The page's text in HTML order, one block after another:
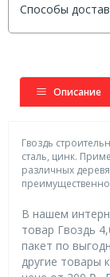
Способы
Описание
Гвоздь
сталь, цинк.
различных
преимущественно
В нашем
товар Гвоздь
пакет по
другие товары